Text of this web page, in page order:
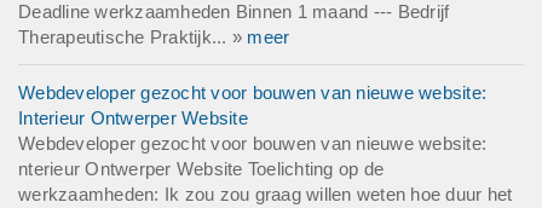
Deadline werkzaamheden Binnen 1 maand --- Bedrijf
Therapeutische Praktijk... » meer
Webdeveloper gezocht voor bouwen van nieuwe website:
Interieur Ontwerper Website
Webdeveloper gezocht voor bouwen van nieuwe website:
nterieur Ontwerper Website Toelichting op de
werkzaamheden: Ik zou zou graag willen weten hoe duur het